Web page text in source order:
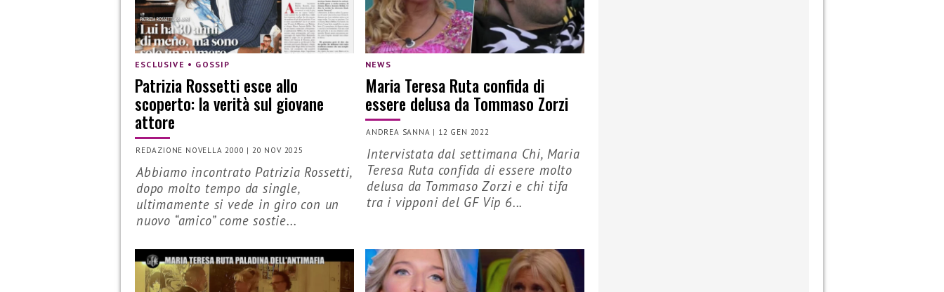
ESCLUSIVE • GOSSIP
Patrizia Rossetti esce allo
scoperto: la verità sul giovane
attore
REDAZIONE NOVELLA 2000 |20 NOV 2025
Abbiamo incontrato Patrizia Rossetti,
dopo molto tempo da single,
ultimamente si vede in giro con un
nuovo “amico” come sostie...
NEWS
Maria Teresa Ruta confida di
essere delusa da Tommaso Zorzi
ANDREA SANNA | 12 GEN 2022
Intervistata dal settimana Chi, Maria
Teresa Ruta confida di essere molto
delusa da Tommaso Zorzi e chi tifa
tra i vipponi del GF Vip 6...